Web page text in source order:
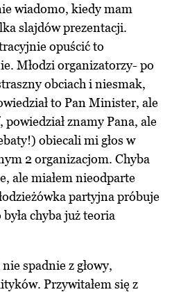
wiadomo, kiedy mam
slajdów prezentacji.
opuścić to
Młodzi organizatorzy- po
obciach i niesmak,
to Pan Minister, ale
znamy Pana, ale
obiecali mi głos w
2 organizacjom. Chyba
ale miałem nieodparte
partyjna próbuje
chyba już teoria
spadnie z głowy,
Przywitałem się z